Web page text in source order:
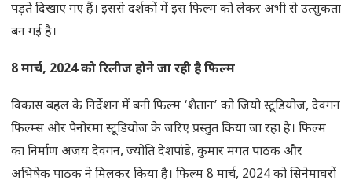
पड़ते दिखाए गए हैं। इससे दर्शकों में इस फिल्म को लेकर अभी से उत्सुकता
बन गई है।
8 मार्च, 2024 को रिलीज होने जा रही है फिल्म
विकास बहल के निर्देशन में बनी फिल्म ‘शैतान’ को जियो स्टूडियोज, देवगन
फिल्म्स और पैनोरमा स्टूडियोज के जरिए प्रस्तुत किया जा रहा है। फिल्म
का निर्माण अजय देवगन, ज्योति देशपांडे, कुमार मंगत पाठक और
अभिषेक पाठक ने मिलकर किया है। फिल्म 8 मार्च, 2024 को सिनेमाघरों